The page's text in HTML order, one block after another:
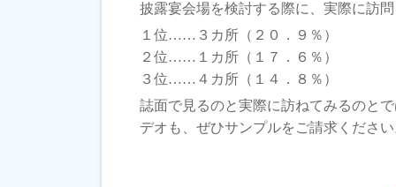
披露宴会場を検討する際に、実際に訪
１位……３カ所（２０．９％）
２位……１カ所（１７．６％）
３位……４カ所（１４．８％）
誌面で見るのと実際に訪ねてみるのと
デオも、ぜひサンプルをご請求くださ